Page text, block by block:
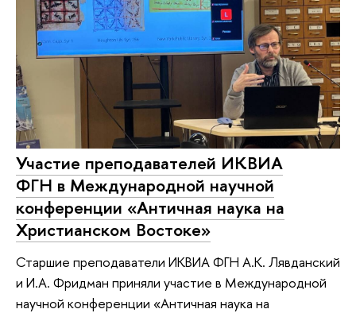
Участие преподавателей ИКВИА
ФГН в Международной научной
конференции «Античная наука на
Христианском Востоке»
Старшие преподаватели ИКВИА ФГН А.К. Лявданский
и И.А. Фридман приняли участие в Международной
научной конференции «Античная наука на